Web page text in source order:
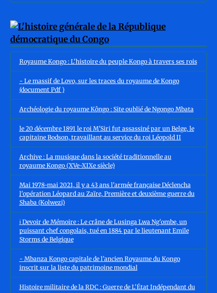
Royaume Kongo : L'histoire du peuple Kongo à travers ses rois
- Le massif de Lovo, sur les traces du royaume de Kongo
(document Pdf )
Archéologie du royaume Kôngo : Site oublié de Ngongo Mbata
le 20 décembre 1891 le roi M'Siri fut assassiné par un Belge, le
capitaine Bodson, travaillant au service du roi Léopold II
Archive : La musique dans la société traditionnelle au
royaume Kongo (XVe-XIXe siècle)
Mai 1978-mai 2021, il y a 43 ans l'armée française Déclencha
l'opération Léopard au Zaïre, Première et deuxième guerre du
Shaba (Kolwezi)
ℹ️ Devoir de Mémoire : Le crâne de Lusinga Lwa Ng'ombe, un
puissant chef congolais, tué en 1884 par le lieutenant Emile
Storms de Belgique
- Mbanza Kongo capitale de l’ancien Royaume du Kongo
inscrit sur la liste du patrimoine mondial
Histoire militaire de la RDC : Guerre de L'État Indépendant du